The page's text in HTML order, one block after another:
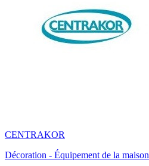
CENTRAKOR
Décoration - Équipement de la maison